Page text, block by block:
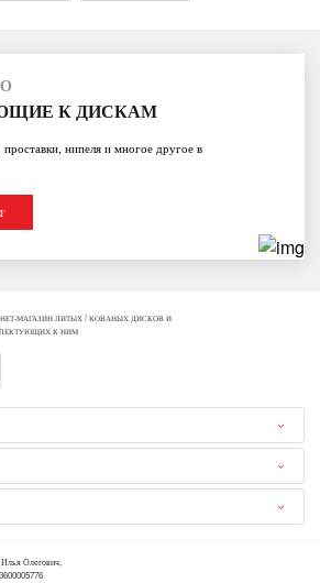
К ДИСКАМ
нипеля и многое другое в
МАГАЗИН ЛИТЫХ / КОВАНЫХ ДИСКОВ И
К НИМ
Олегович,